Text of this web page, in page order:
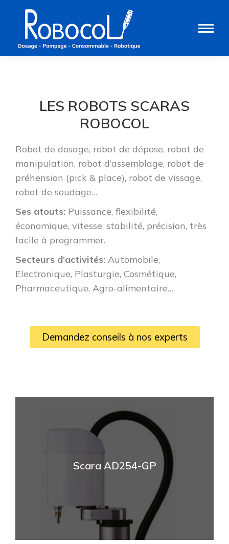
LES ROBOTS SCARAS
ROBOCOL
Robot de dosage, robot de dépose, robot de
manipulation, robot d’assemblage, robot de
préhension (pick & place), robot de vissage,
robot de soudage…
Ses atouts: Puissance, flexibilité,
économique, vitesse, stabilité, précision, très
facile à programmer.
Secteurs d’activités: Automobile,
Electronique, Plasturgie, Cosmétique,
Pharmaceutique, Agro-alimentaire…
Demandez conseils à nos experts
Scara AD254-GP